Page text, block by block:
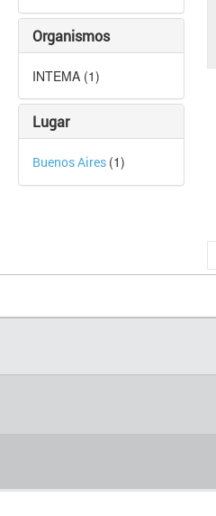
Organismos
INTEMA (1)
Lugar
Buenos Aires (1)